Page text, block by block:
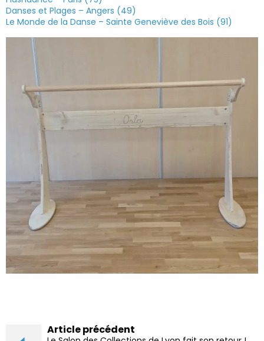
Danses et Plages – Angers (49)
Le Monde de la Danse – Sainte Geneviève des Bois (91)
Article précédent